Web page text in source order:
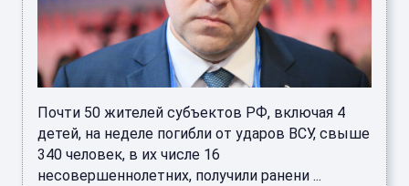
Почти 50 жителей субъектов РФ, включая 4
детей, на неделе погибли от ударов ВСУ, свыше
340 человек, в их числе 16
несовершеннолетних, получили ранени ...